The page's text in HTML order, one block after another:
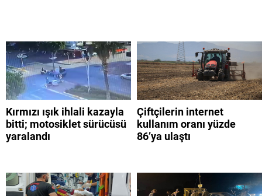
Kırmızı ışık ihlali kazayla
bitti; motosiklet sürücüsü
yaralandı
Çiftçilerin internet
kullanım oranı yüzde
86’ya ulaştı